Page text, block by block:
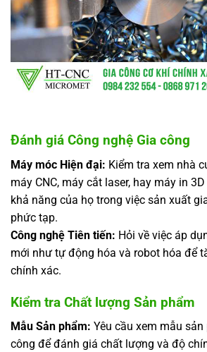
Đánh giá Công nghệ Gia công
Máy móc Hiện đại: Kiểm tra xem nhà
máy CNC, máy cắt laser, hay máy in
khả năng của họ trong việc sản xuất
phức tạp.
Công nghệ Tiên tiến: Hỏi về việc áp
mới như tự động hóa và robot hóa để
chính xác.
Kiểm tra Chất lượng Sản phẩm
Mẫu Sản phẩm: Yêu cầu xem mẫu
công để đánh giá chất lượng và độ